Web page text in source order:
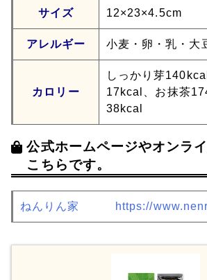
サイズ 12×23×4.5cm
アレルギー 小麦・卵・乳・大
カロリー
しっかり芽
17kcal、お抹茶
38kcal
公式ホームページやオンラ
こちらです。
ねんりん家 https://